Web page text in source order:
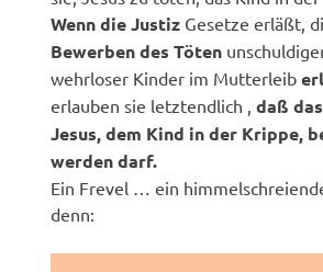
Wenn die Justiz Gesetze erläßt,
Bewerben des Töten
wehrloser Kinder im Mutterleib
erlauben sie letztendlich ,daß
Jesus, dem Kind in der Krippe,
werden darf.
Ein Frevel … ein
denn: